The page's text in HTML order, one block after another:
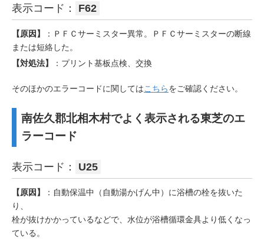
表示コード： F62
【原因】
：ＰＦＣサーミスター異常。ＰＦＣサーミスターの断線
または短絡した。
【対処法】
：プリント基板点検、交換
そのほかのエラーコードに関してはこちらをご確認ください。
南佐久郡北相木村でよく表示される東芝のエ
ラーコード
表示コード： U25
【原因】
：自動保温中（自動湯かげん中）に浴槽の栓を抜いた
り、
栓が抜けかかっているなどで、水位が浴槽循環金具より低くなっ
ている。